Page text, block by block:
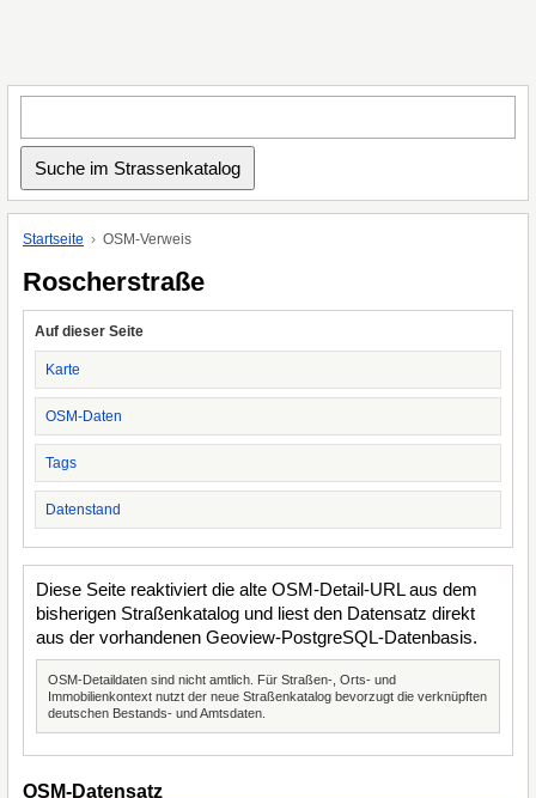
Startseite OSM-Verweis
Roscherstraße
Auf dieser Seite
Karte
OSM-Daten
Tags
Datenstand
Diese Seite reaktiviert die alte OSM-Detail-URL aus dem
bisherigen Straßenkatalog und liest den Datensatz direkt
aus der vorhandenen Geoview-PostgreSQL-Datenbasis.
OSM-Detaildaten sind nicht amtlich. Für Straßen-, Orts- und
Immobilienkontext nutzt der neue Straßenkatalog bevorzugt die verknüpften
deutschen Bestands- und Amtsdaten.
OSM-Datensatz